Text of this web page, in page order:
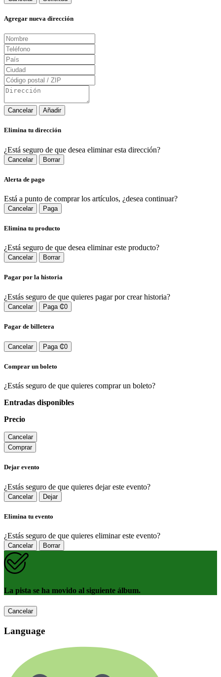
Agregar nueva dirección
Cancelar Añadir
Elimina tu dirección
¿Está seguro de que desea eliminar esta dirección?
Cancelar Borrar
Alerta de pago
Está a punto de comprar los artículos, ¿desea continuar?
Cancelar Paga
Elimina tu producto
¿Está seguro de que desea eliminar este producto?
Cancelar Borrar
Pagar por la historia
¿Estás seguro de que quieres pagar por crear historia?
Cancelar Paga ₵0
Pagar de billetera
Cancelar Paga ₵0
Comprar un boleto
¿Estás seguro de que quieres comprar un boleto?
Entradas disponibles
Precio
Cancelar
Comprar
Dejar evento
¿Estás seguro de que quieres dejar este evento?
Cancelar Dejar
Elimina tu evento
¿Estás seguro de que quieres eliminar este evento?
Cancelar Borrar
La pista se ha movido al siguiente álbum.
Cancelar
Language